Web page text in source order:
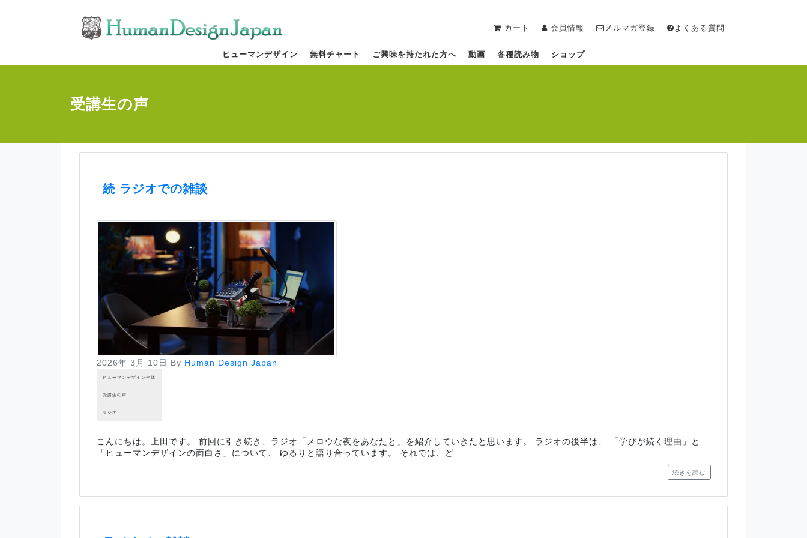
カート 会員情報 メルマガ登録 よくある質問
ヒューマンデザイン 無料チャート ご興味を持たれた方へ 動画 各種読み物 ショップ
受講生の声
続 ラジオでの雑談
2026年 3月 10日 By Human Design Japan
ヒューマンデザイン全体
受講生の声
ラジオ
こんにちは。上田です。 前回に引き続き、ラジオ「メロウな夜をあなたと」を紹介していきたと思います。 ラジオの後半は、 「学びが続く理由」と
「ヒューマンデザインの面白さ」について、 ゆるりと語り合っています。 それでは、ど
続きを読む